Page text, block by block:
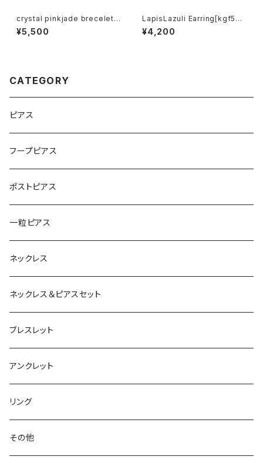
crystal pinkjade brecelet
[kgf5011]
¥5,500
LapisLazuli Earring[kgf558
5]
¥4,200
CATEGORY
ピアス
フープピアス
ポストピアス
一粒ピアス
ネックレス
ネックレス＆ピアスセット
ブレスレット
アンクレット
リング
その他